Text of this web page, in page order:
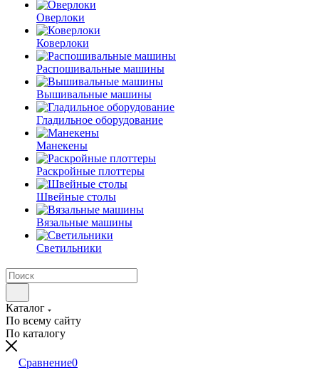
Оверлоки
Коверлоки
Распошивальные машины
Вышивальные машины
Гладильное оборудование
Манекены
Раскройные плоттеры
Швейные столы
Вязальные машины
Светильники
Каталог
По всему сайту
По каталогу
Сравнение0